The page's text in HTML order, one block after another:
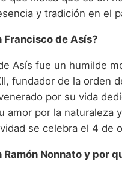
y tradición en el
Francisco de Asís?
Asís fue un humilde
fundador de la orden
por su vida
amor por la naturaleza
se celebra el 4 de
Ramón Nonnato y por